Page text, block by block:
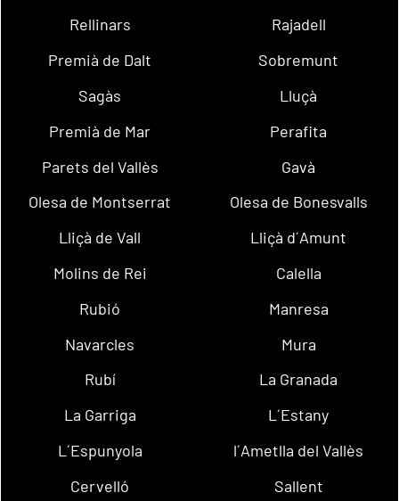
Rellinars
Rajadell
Premià de Dalt
Sobremunt
Sagàs
Lluçà
Premià de Mar
Perafita
Parets del Vallès
Gavà
Olesa de Montserrat
Olesa de Bonesvalls
Lliçà de Vall
Lliçà d´Amunt
Molins de Rei
Calella
Rubió
Manresa
Navarcles
Mura
Rubí
La Granada
La Garriga
L´Estany
L´Espunyola
l´Ametlla del Vallès
Cervelló
Sallent